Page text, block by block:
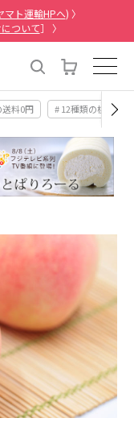
マト運輸HPへ) 〉
ついて］ 〉
送料0円 # 12種類の桃